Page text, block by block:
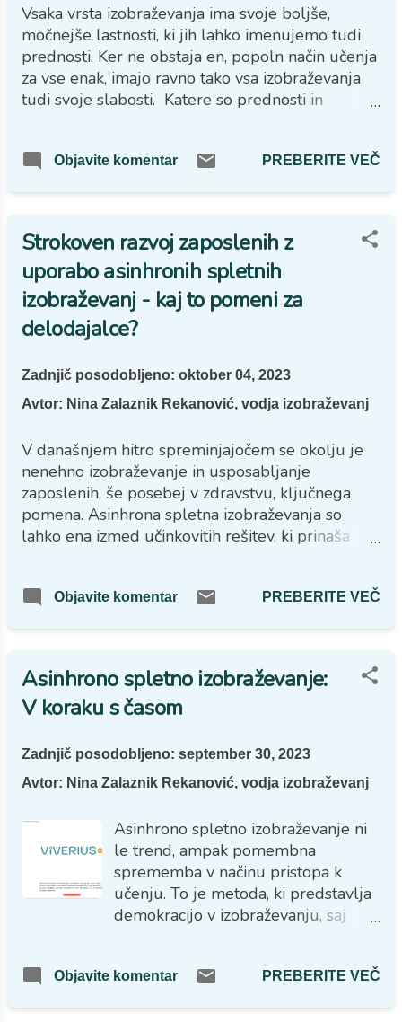
Vsaka vrsta izobraževanja ima svoje boljše,
močnejše lastnosti, ki jih lahko imenujemo tudi
prednosti. Ker ne obstaja en, popoln način učenja
za vse enak, imajo ravno tako vsa izobraževanja
tudi svoje slabosti. Katere so prednosti in
Objavite komentar PREBERITE VEČ
Strokoven razvoj zaposlenih z
uporabo asinhronih spletnih
izobraževanj - kaj to pomeni za
delodajalce?
Zadnjič posodobljeno: oktober 04, 2023
Avtor: Nina Zalaznik Rekanović, vodja izobraževanj
V današnjem hitro spreminjajočem se okolju je
nenehno izobraževanje in usposabljanje
zaposlenih, še posebej v zdravstvu, ključnega
pomena. Asinhrona spletna izobraževanja so
lahko ena izmed učinkovitih rešitev, ki prinaša
izobraževanju in kako lahko ta pristop izboljša
Objavite komentar PREBERITE VEČ
Asinhrono spletno izobraževanje:
V koraku s časom
Zadnjič posodobljeno: september 30, 2023
Avtor: Nina Zalaznik Rekanović, vodja izobraževanj
Asinhrono spletno izobraževanje ni
le trend, ampak pomembna
sprememba v načinu pristopa k
učenju. To je metoda, ki predstavlja
demokracijo v izobraževanju, saj
glede na hiter in razgiban moderen
Objavite komentar PREBERITE VEČ